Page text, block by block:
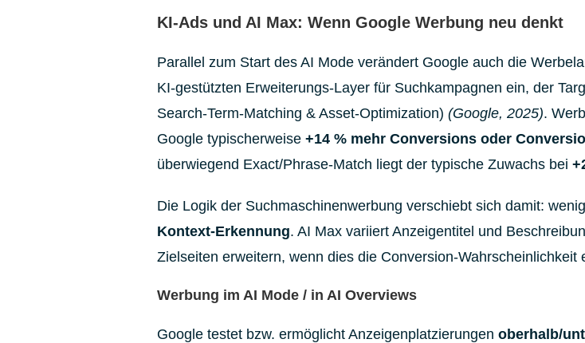
KI-Ads und AI Max: Wenn Google Werbung neu denkt
Parallel zum Start des AI Mode verändert Google auch die
KI-gestützten Erweiterungs-Layer für Suchkampagnen ein, der
Search-Term-Matching & Asset-Optimization) (Google, 2025).
Google typischerweise +14 % mehr Conversions oder
überwiegend Exact/Phrase-Match liegt der typische Zuwachs bei
Die Logik der Suchmaschinenwerbung verschiebt sich damit:
Kontext-Erkennung. AI Max variiert Anzeigentitel und
Zielseiten erweitern, wenn dies die Conversion-Wahrscheinlichkeit
Werbung im AI Mode / in AI Overviews
Google testet bzw. ermöglicht Anzeigenplatzierungen oberhalb/